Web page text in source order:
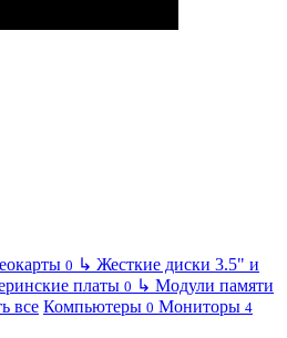
0 ↳ Жесткие диски 3.5" и
платы 0 ↳ Модули памяти
все Компьютеры 0 Мониторы 4